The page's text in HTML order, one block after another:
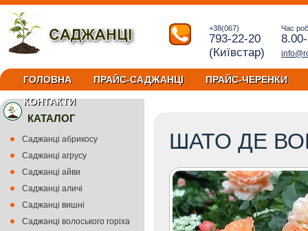
+38(067)
793-22-20
(Київстар)
Час
ГОЛОВНА ПРАЙС-САДЖАНЦІ
ПРАЙС-ЧЕРЕНКИ
КОНТАКТИ
ШАТО ДЕ
КАТАЛОГ
Саджанці абрикосу
Саджанці агрусу
Саджанці айви
Саджанці аличі
Саджанці вишні
Саджанці волоського горіха